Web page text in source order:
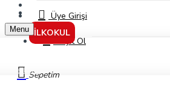
İletişimÜye Girişi
Kayıt Ol
Sepetim
İLKOKUL
Menu
Markalar